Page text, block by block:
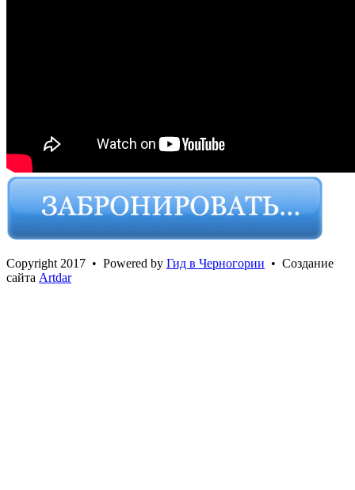
Сopyright 2017 • Powered by Гид в Черногории • Создание
сайта Artdar